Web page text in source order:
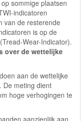
sommige plaatsen
indicatoren
van de resterende
is op de
Wear-Indicator).
over de wettelijke
aan de wettelijke
De meting dient
hoge verhogingen te